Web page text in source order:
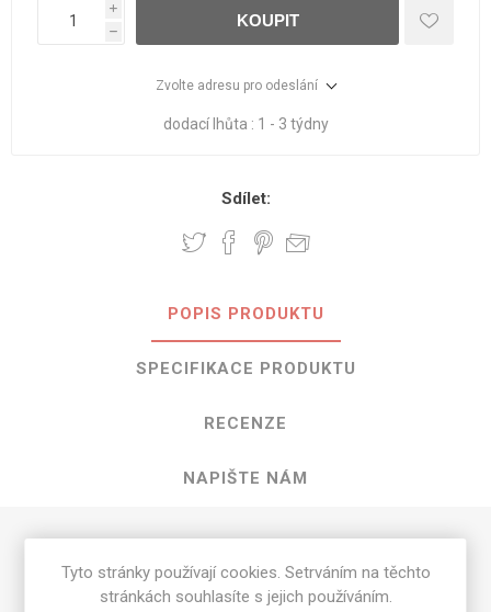
i
h
KOUPIT
Zvolte adresu pro odeslání
dodací lhůta : 1 - 3 týdny
Sdílet:
POPIS PRODUKTU
SPECIFIKACE PRODUKTU
RECENZE
NAPIŠTE NÁM
1300 mm
Tyto stránky používají cookies. Setrváním na těchto
stránkách souhlasíte s jejich používáním.